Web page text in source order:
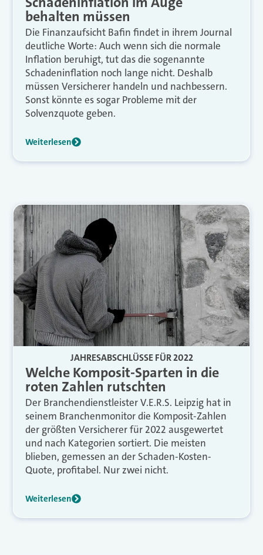
behalten müssen
Die Finanzaufsicht Bafin findet in ihrem Journal
deutliche Worte: Auch wenn sich die normale
Inflation beruhigt, tut das die sogenannte
Schadeninflation noch lange nicht. Deshalb
müssen Versicherer handeln und nachbessern.
Sonst könnte es sogar Probleme mit der
Solvenzquote geben.
Weiterlesen
JAHRESABSCHLÜSSE FÜR 2022
Welche Komposit-Sparten in die
roten Zahlen rutschten
Der Branchendienstleister V.E.R.S. Leipzig hat in
seinem Branchenmonitor die Komposit-Zahlen
der größten Versicherer für 2022 ausgewertet
und nach Kategorien sortiert. Die meisten
blieben, gemessen an der Schaden-Kosten-
Quote, profitabel. Nur zwei nicht.
Weiterlesen